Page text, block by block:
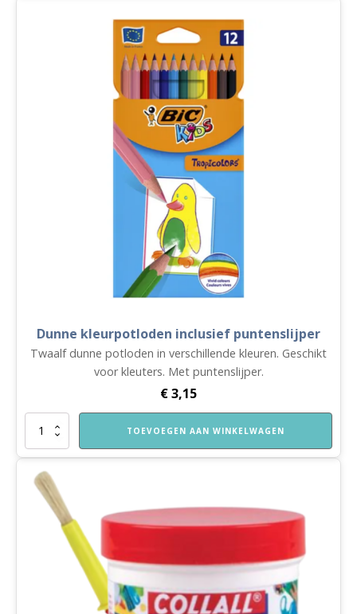
Dunne kleurpotloden inclusief puntenslijper
Twaalf dunne potloden in verschillende kleuren. Geschikt
voor kleuters. Met puntenslijper.
€3,15
Dunne
inclusief
puntenslijper
aantal
TOEVOEGEN AAN WINKELWAGEN